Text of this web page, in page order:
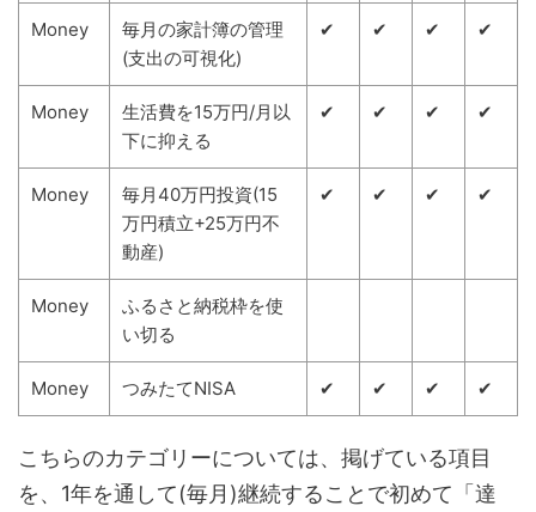
Money
毎月の家計簿の管理
(支出の可視化)
✔ ✔ ✔ ✔
Money
生活費を15万円/月以
下に抑える
✔ ✔ ✔ ✔
Money
毎月40万円投資(15
万円積立+25万円不
動産)
✔ ✔ ✔ ✔
Money
ふるさと納税枠を使
い切る
Money つみたてNISA ✔ ✔ ✔ ✔
こちらのカテゴリーについては、掲げている項目
を、1年を通して(毎月)継続することで初めて「達